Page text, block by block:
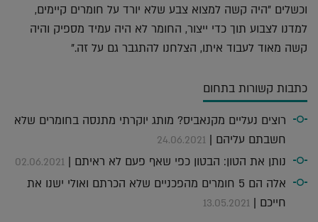
וכשלים "היה קשה למצוא צבע שלא יורד על חומרים קיימים,
למדנו לצבוע תוך כדי ייצור, החומר לא היה עמיד מספיק והיה
קשה מאוד לעבוד איתו, הצלחנו להתגבר גם על זה."
כתבות קשורות בתחום
רוצים נעליים מקנאביס? מותג יוקרתי מתנסה בחומרים שלא
חשבתם עליהם | 24.06.2021
נותן את הטון: הבטון כפי שאף פעם לא ראיתם | 02.06.2021
אלה הם 5 חומרים מהפכניים שלא הכרתם ואולי ישנו את
חייכם | 13.05.2021